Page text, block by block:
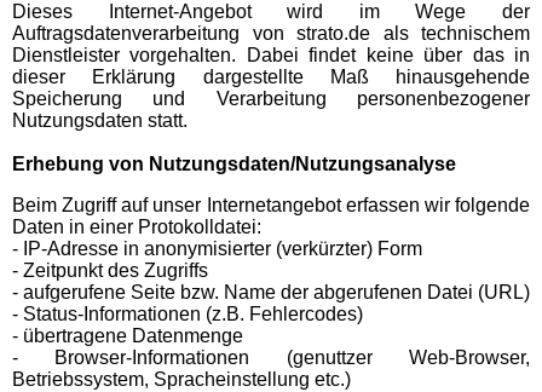
Dieses Internet-Angebot wird im Wege der
Auftragsdatenverarbeitung von strato.de als technischem
Dienstleister vorgehalten. Dabei findet keine über das in
dieser Erklärung dargestellte Maß hinausgehende
Speicherung und Verarbeitung personenbezogener
Nutzungsdaten statt.
Erhebung von Nutzungsdaten/Nutzungsanalyse
Beim Zugriff auf unser Internetangebot erfassen wir folgende
Daten in einer Protokolldatei:
- IP-Adresse in anonymisierter (verkürzter) Form
- Zeitpunkt des Zugriffs
- aufgerufene Seite bzw. Name der abgerufenen Datei (URL)
- Status-Informationen (z.B. Fehlercodes)
- übertragene Datenmenge
- Browser-Informationen (genuttzer Web-Browser,
Betriebssystem, Spracheinstellung etc.)